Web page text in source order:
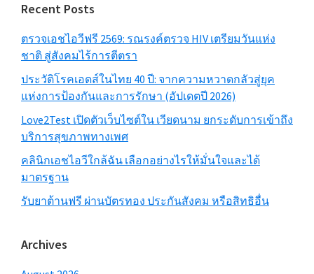
Recent Posts
ตรวจเอชไอวีฟรี 2569: รณรงค์ตรวจ HIV เตรียมวันแห่ง
ชาติ สู่สังคมไร้การตีตรา
ประวัติโรคเอดส์ในไทย 40 ปี: จากความหวาดกลัวสู่ยุค
แห่งการป้องกันและการรักษา (อัปเดตปี 2026)
Love2Test เปิดตัวเว็บไซต์ใน เวียดนาม ยกระดับการเข้าถึง
บริการสุขภาพทางเพศ
คลินิกเอชไอวีใกล้ฉัน เลือกอย่างไรให้มั่นใจและได้
มาตรฐาน
รับยาต้านฟรี ผ่านบัตรทอง ประกันสังคม หรือสิทธิอื่น
Archives